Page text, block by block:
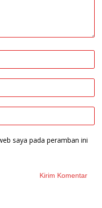
saya pada peramban ini